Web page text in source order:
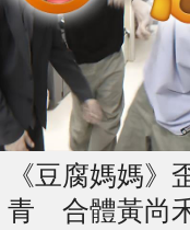
《豆腐媽媽》
青 合體黃尚